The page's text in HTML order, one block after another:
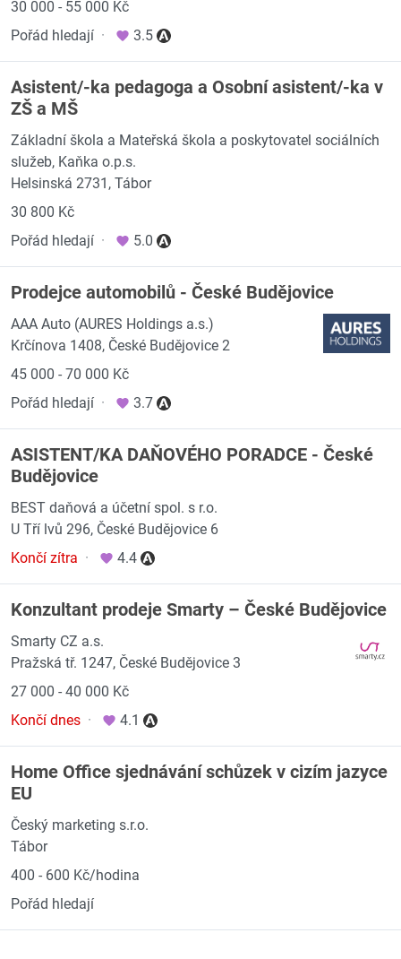
30 000 - 55 000 Kč
Pořád hledají · 3.5
Asistent/-ka pedagoga a Osobní asistent/-ka v
ZŠ a MŠ
Základní škola a Mateřská škola a poskytovatel sociálních
služeb, Kaňka o.p.s.
Helsinská 2731, Tábor
30 800 Kč
Pořád hledají · 5.0
Prodejce automobilů - České Budějovice
AAA Auto (AURES Holdings a.s.)
Krčínova 1408, České Budějovice 2
45 000 - 70 000 Kč
Pořád hledají · 3.7
ASISTENT/KA DAŇOVÉHO PORADCE - České
Budějovice
BEST daňová a účetní spol. s r.o.
U Tří lvů 296, České Budějovice 6
Končí zítra · 4.4
Konzultant prodeje Smarty – České Budějovice
Smarty CZ a.s.
Pražská tř. 1247, České Budějovice 3
27 000 - 40 000 Kč
Končí dnes · 4.1
Home Office sjednávání schůzek v cizím jazyce
EU
Český marketing s.r.o.
Tábor
400 - 600 Kč/hodina
Pořád hledají